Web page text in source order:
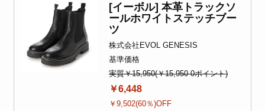
[イーボル] 本革トラックソ
ールホワイトステッチブー
ツ
株式会社EVOL GENESIS
基準価格
実質￥15,950(￥15,950-0ポイント)
￥6,448
￥9,502(60％)OFF